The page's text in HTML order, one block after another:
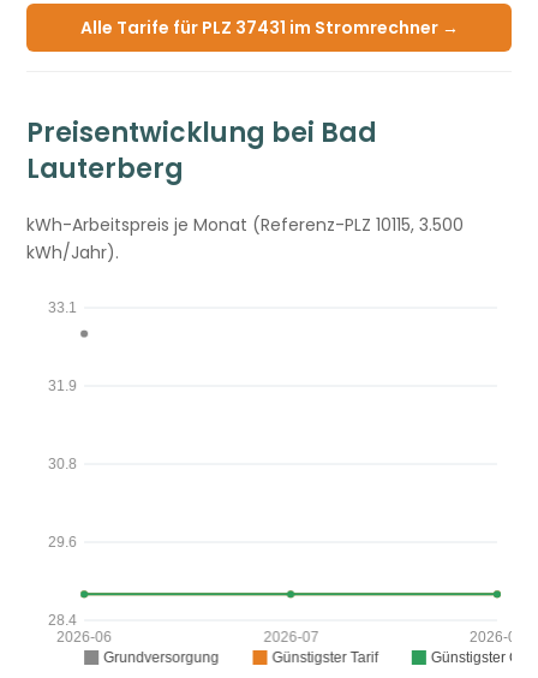
Alle Tarife für PLZ 37431 im Stromrechner →
Preisentwicklung bei Bad
Lauterberg
kWh-Arbeitspreis je Monat (Referenz-PLZ 10115, 3.500
kWh/Jahr).